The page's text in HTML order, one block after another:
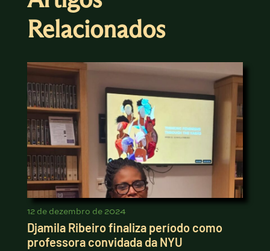
Relacionados
12 de dezembro de 2024
Djamila Ribeiro finaliza período como
professora convidada da NYU